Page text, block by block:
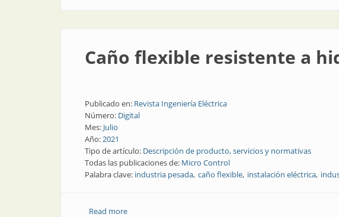
Caño flexible resistente a
Publicado en: Revista Ingeniería Eléctrica
Número: Digital
Mes: Julio
Año:2021
Tipo de artículo: Descripción de producto, servicios y normativas
Todas las publicaciones de: Micro Control
Palabra clave: industria pesada caño flexible instalación eléctrica
Read moreabout Caño flexible resistente a hidrocarburos